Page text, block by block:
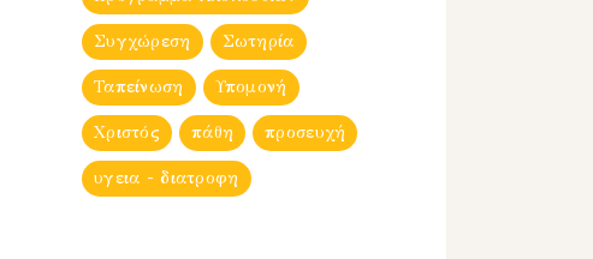
Συγχώρεση Σωτηρία
Ταπείνωση Υπομονή
Χριστός πάθη προσευχή
υγεια - διατροφη